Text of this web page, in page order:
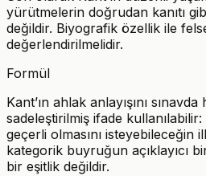
yürütmelerin doğrudan kanıtı
değildir. Biyografik özellik ile
değerlendirilmelidir.
Formül
Kant’ın ahlak anlayışını
sadeleştirilmiş ifade
geçerli olmasını isteyebileceğin
kategorik buyruğun açıklayıcı
bir eşitlik değildir.